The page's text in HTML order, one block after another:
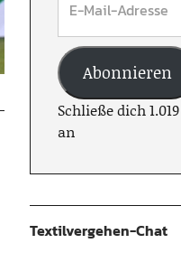
Abonnieren
Schließe dich
an
Textilvergehen-Chat